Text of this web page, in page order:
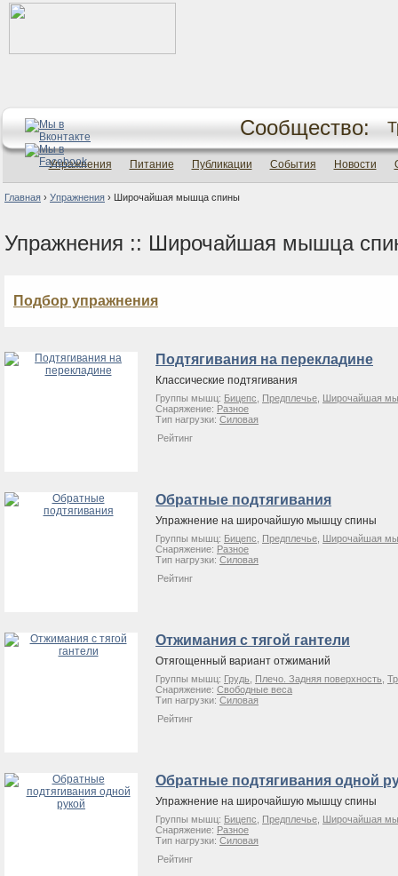
Сообщество:
Упражнения Питание Публикации События Новости
Главная › Упражнения › Широчайшая мышца спины
Упражнения :: Широчайшая мышца
Подбор упражнения
Подтягивания на перекладине
Классические подтягивания
Группы мышц: Бицепс Предплечье Широчайшая
Снаряжение: Разное
Тип нагрузки: Силовая
Рейтинг
Обратные подтягивания
Упражнение на широчайшую мышцу спины
Группы мышц: Бицепс Предплечье Широчайшая
Снаряжение: Разное
Тип нагрузки: Силовая
Рейтинг
Отжимания с тягой гантели
Отягощенный вариант отжиманий
Группы мышц: Грудь Плечо. Задняя поверхность
Снаряжение: Свободные веса
Тип нагрузки: Силовая
Рейтинг
Обратные подтягивания одной
Упражнение на широчайшую мышцу спины
Группы мышц: Бицепс Предплечье Широчайшая
Снаряжение: Разное
Тип нагрузки: Силовая
Рейтинг